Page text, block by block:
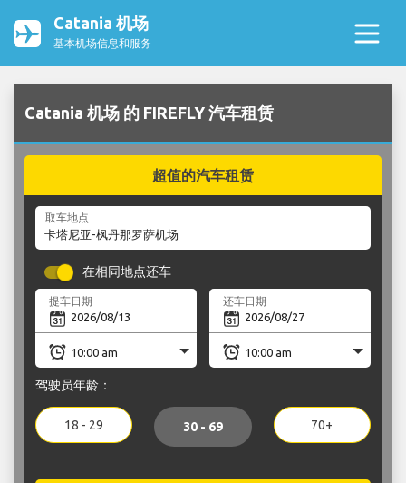
Catania 机场
基本机场信息和服务
Catania 机场 的 FIREFLY 汽车租赁
超值的汽车租赁
取车地点
在相同地点还车
提车日期 还车日期
驾驶员年龄：
18 - 29 30 - 69 70+